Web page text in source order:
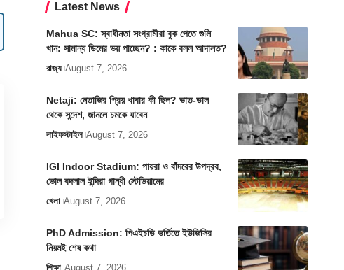
Latest News
Mahua SC: স্বাধীনতা সংগ্রামীরা বুক পেতে গুলি
খান: সামান্য ডিমের ভয় পাচ্ছেন? : কাকে বলল আদালত?
রাজ্য August 7, 2026
Netaji: নেতাজির প্রিয় খাবার কী ছিল? ভাত-ডাল
থেকে সন্দেশ, জানলে চমকে যাবেন
লাইফস্টাইল August 7, 2026
IGI Indoor Stadium: পায়রা ও বাঁদরের উপদ্রব,
ভোল বদলাল ইন্দিরা গান্ধী স্টেডিয়ামের
খেলা August 7, 2026
PhD Admission: পিএইচডি ভর্তিতে ইউজিসির
নিয়মই শেষ কথা
শিক্ষা August 7, 2026